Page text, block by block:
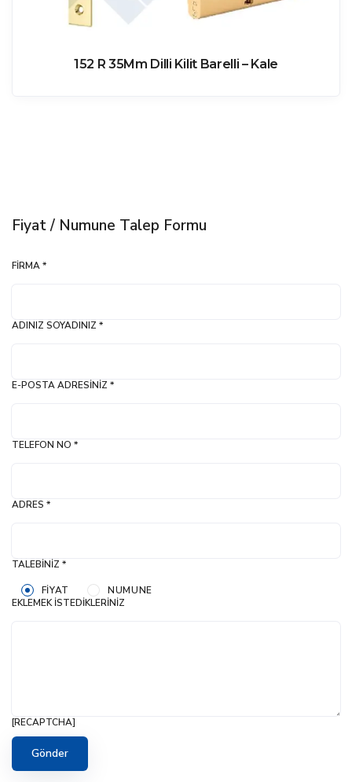
152 R 35Mm Dilli Kilit Barelli – Kale
Fiyat / Numune Talep Formu
FIRMA *
ADINIZ SOYADINIZ *
E-POSTA ADRESINIZ *
TELEFON NO *
ADRES *
TALEBINIZ *
FIYAT
NUMUNE
EKLEMEK İSTEDIKLERINIZ
[RECAPTCHA]